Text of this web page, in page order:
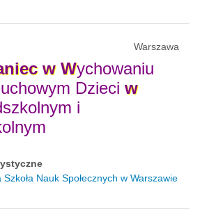
Warszawa
w Wychowaniu
Dzieci w
i
Nauk Społecznych w Warszawie